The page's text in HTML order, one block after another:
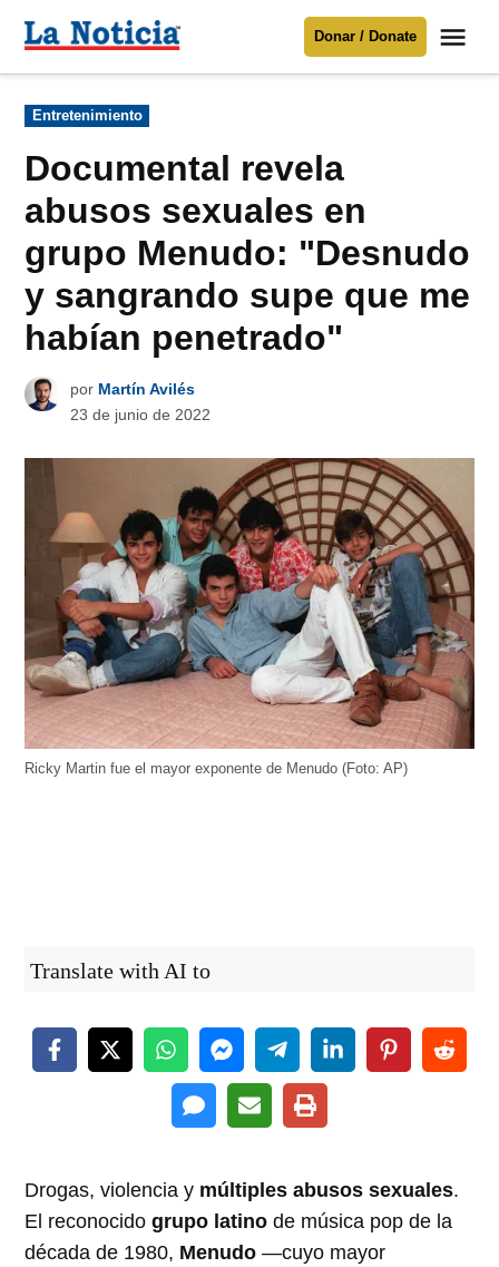
Para mantenerte informado necesitamos
Donar
contenido
Noticia
Donar / Donate
Publicado
en
Entretenimiento
Documental revela
abusos sexuales en
grupo Menudo: "Desnudo
y sangrando supe que me
habían penetrado"
por Martín Avilés
23 de junio de 2022
Ricky Martin fue el mayor exponente de Menudo (Foto: AP)
Translate with AI to
Drogas, violencia y múltiples abusos sexuales.
El reconocidogrupo latino de música pop de la
década de 1980, Menudo—cuyo mayor